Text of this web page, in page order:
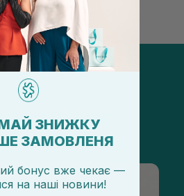
ЗНИЖКУ
ЗАМОВЛЕНЯ
бонус вже чекає —
на наші новини!